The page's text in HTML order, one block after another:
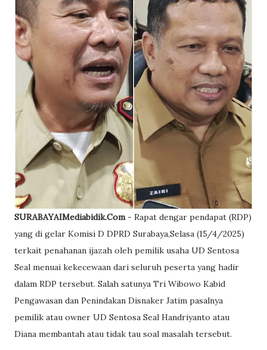
SURABAYAIMediabidik.Com- Rapat dengar pendapat (RDP)
yang di gelar Komisi D DPRD Surabaya,Selasa (15/4/2025)
terkait penahanan ijazah oleh pemilik usaha UD Sentosa
Seal menuai kekecewaan dari seluruh peserta yang hadir
dalam RDP tersebut. Salah satunya Tri Wibowo Kabid
Pengawasan dan Penindakan Disnaker Jatim pasalnya
pemilik atau owner UD Sentosa Seal Handriyanto atau
Diana membantah atau tidak tau soal masalah tersebut.